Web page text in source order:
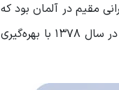
مقیم در آلمان بود که
چند سال پس از بازگشت به وطن، این شهر زیرزمینی را بررسی کرد و تصمیم گرفت آن را بازسازی کند. این فرد در سال 1378 با بهره‌گیری